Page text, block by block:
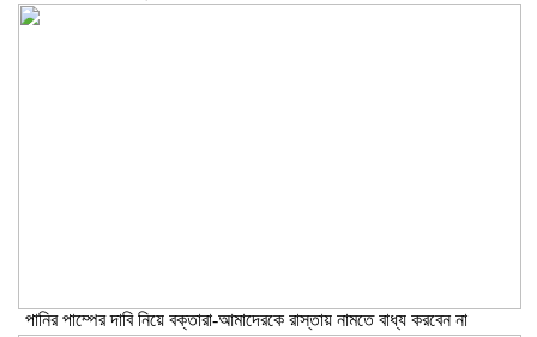
পানির পাম্পের দাবি নিয়ে বক্তারা-আমাদেরকে রাস্তায় নামতে বাধ্য করবেন না